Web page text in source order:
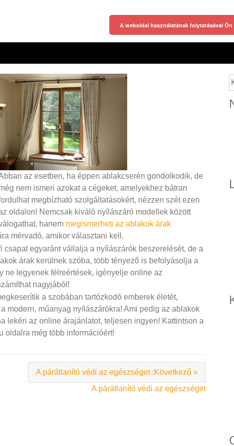
az esetben, ha éppen ablakcserén gondolkodik, de
nem ismeri azokat a cégeket, amelyekhez bátran
megbízható szolgáltatásokért, nézzen szét ezen
oldalon! Nemcsak kiváló nyílászáró modellek között
hanem megismerheti az ablakok árak
mérvadó, amikor választani kell.
csapat egyaránt vállalja a nyílászárók beszerelését, de a
árak kerülnek szóba, több tényező is befolyásolja a
ne legyenek félreértések, igényelje online az
nagyjából!
a szobában tartózkodó emberek életét,
modern, műanyag nyílászárókra! Ami pedig az ablakok
lekéri az online árajánlatot, teljesen ingyen! Kattintson a
oldalra még több információért!
A párátlanító védi az egészséget :Következő »
A párátlanító védi az egészséget
A weboldal használatának folytatásával